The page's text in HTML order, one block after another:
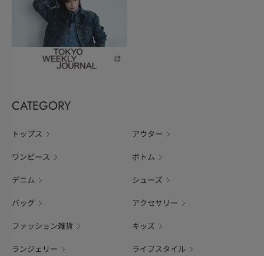
CATEGORY
トップス アウター
ワンピース ボトム
デニム シューズ
バッグ アクセサリー
ファッション雑貨 キッズ
ランジェリー ライフスタイル